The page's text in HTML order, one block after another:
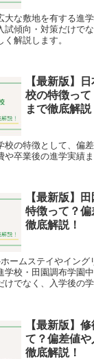
大な敷地を有する進
試傾向・対策だけで
解説します。
【最新版】
校の特徴っ
まで徹底解説
校の特徴として、偏
卒業後の進学実績
【最新版】
特徴って？
徹底解説！
ームステイやイング
学校・田園調布学園
けでなく、入学後の
【最新版】
て？偏差値
徹底解説！